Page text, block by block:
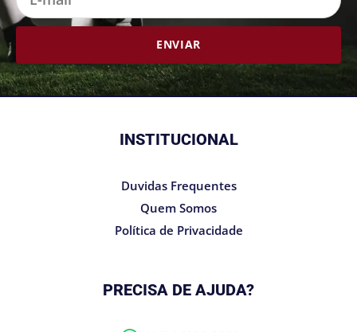
mail
ENVIAR
INSTITUCIONAL
Duvidas Frequentes
Quem Somos
Política de Privacidade
PRECISA DE AJUDA?